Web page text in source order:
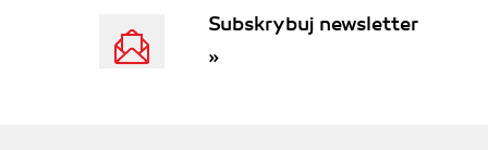
nieściągalnych według struktury wiekowej
należności (63)
Subskrybuj newsletter
»